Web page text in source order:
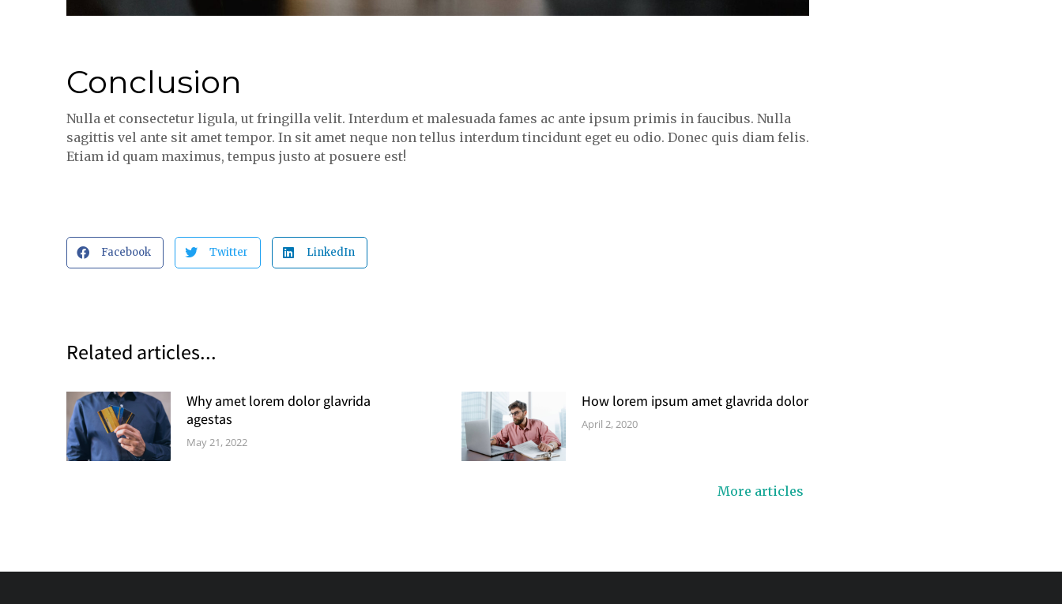
Conclusion
Nulla et consectetur ligula, ut fringilla velit. Interdum et malesuada fames ac ante ipsum primis in faucibus. Nulla
sagittis vel ante sit amet tempor. In sit amet neque non tellus interdum tincidunt eget eu odio. Donec quis diam felis.
Etiam id quam maximus, tempus justo at posuere est!
Facebook Twitter LinkedIn
Related articles...
Why amet lorem dolor glavrida
agestas
May 21, 2022
How lorem ipsum amet glavrida dolor
April 2, 2020
More articles